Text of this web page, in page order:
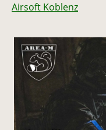
Airsoft Koblenz
Bildergalerie